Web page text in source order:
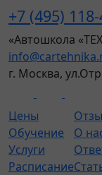
+7 (495)
«Автошкола
г. Москва,
Цены
Обучение
Услуги
Расписание
О